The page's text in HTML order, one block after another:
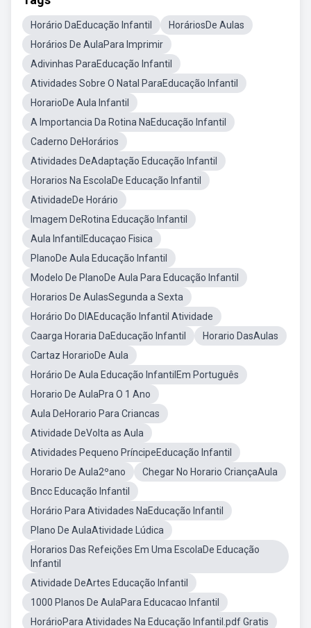
Horário DaEducação Infantil
HoráriosDe Aulas
Horários De AulaPara Imprimir
Adivinhas ParaEducação Infantil
Atividades Sobre O Natal ParaEducação Infantil
HorarioDe Aula Infantil
A Importancia Da Rotina NaEducação Infantil
Caderno DeHorários
Atividades DeAdaptação Educação Infantil
Horarios Na EscolaDe Educação Infantil
AtividadeDe Horário
Imagem DeRotina Educação Infantil
Aula InfantilEducaçao Fisica
PlanoDe Aula Educação Infantil
Modelo De PlanoDe Aula Para Educação Infantil
Horarios De AulasSegunda a Sexta
Horário Do DIAEducação Infantil Atividade
Caarga Horaria DaEducação Infantil
Horario DasAulas
Cartaz HorarioDe Aula
Horário De Aula Educação InfantilEm Português
Horario De AulaPra O 1 Ano
Aula DeHorario Para Criancas
Atividade DeVolta as Aula
Atividades Pequeno PríncipeEducação Infantil
Horario De Aula2ºano
Chegar No Horario CriançaAula
Bncc Educação Infantil
Horário Para Atividades NaEducação Infantil
Plano De AulaAtividade Lúdica
Horarios Das Refeições Em Uma EscolaDe Educação
Infantil
Atividade DeArtes Educação Infantil
1000 Planos De AulaPara Educacao Infantil
HorárioPara Atividades Na Educação Infantil.pdf Gratis